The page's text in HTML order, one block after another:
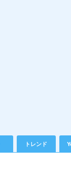
トレンド